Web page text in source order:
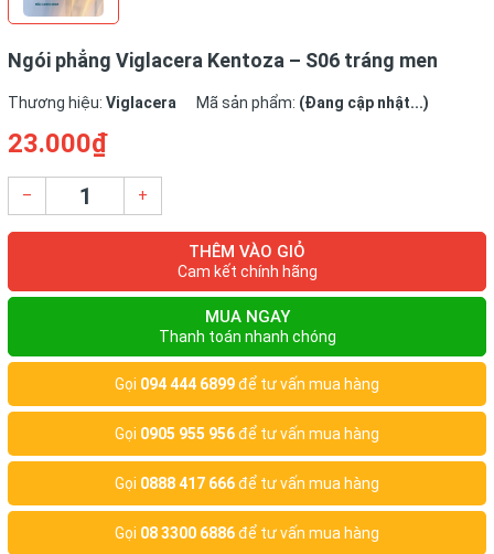
Ngói phẳng Viglacera Kentoza – S06 tráng men
Thương hiệu: Viglacera Mã sản phẩm: (Đang cập nhật...)
23.000₫
– +
THÊM VÀO GIỎ
Cam kết chính hãng
MUA NGAY
Thanh toán nhanh chóng
Gọi 094 444 6899để tư vấn mua hàng
Gọi 0905 955 956để tư vấn mua hàng
Gọi 0888 417 666để tư vấn mua hàng
Gọi 08 3300 6886để tư vấn mua hàng